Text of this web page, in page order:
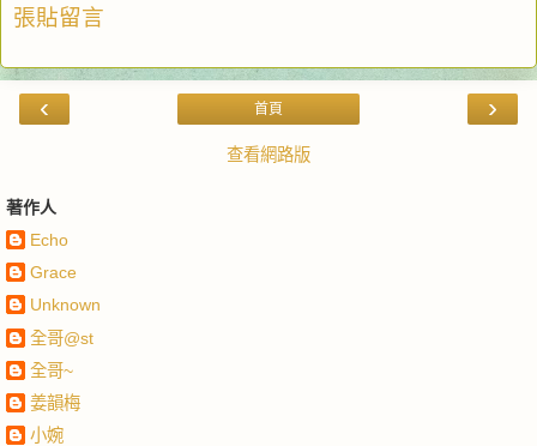
張貼留言
‹ ›
首頁
查看網路版
著作人
Echo
Grace
Unknown
全哥@st
全哥~
姜韻梅
小婉